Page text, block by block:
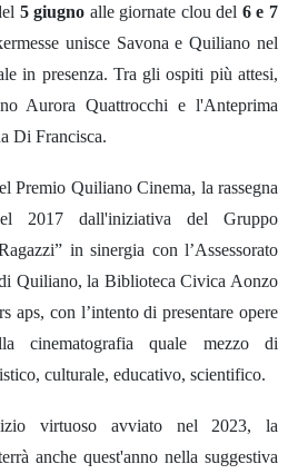
5 giugno alle giornate clou del 6 e 7
unisce Savona e Quiliano nel
in presenza. Tra gli ospiti più attesi,
Aurora Quattrocchi e l'Anteprima
Di Francisca.
Premio Quiliano Cinema, la rassegna
2017 dall'iniziativa del Gruppo
in sinergia con l’Assessorato
Quiliano, la Biblioteca Civica Aonzo
aps, con l’intento di presentare opere
cinematografia quale mezzo di
culturale, educativo, scientifico.
virtuoso avviato nel 2023, la
anche quest'anno nella suggestiva